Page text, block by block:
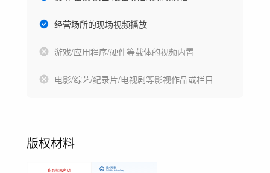
经营场所的现场视频播放
游戏/应用程序/硬件等载体的视频内置
电影/综艺/纪录片/电视剧等影视作品或栏目
版权材料